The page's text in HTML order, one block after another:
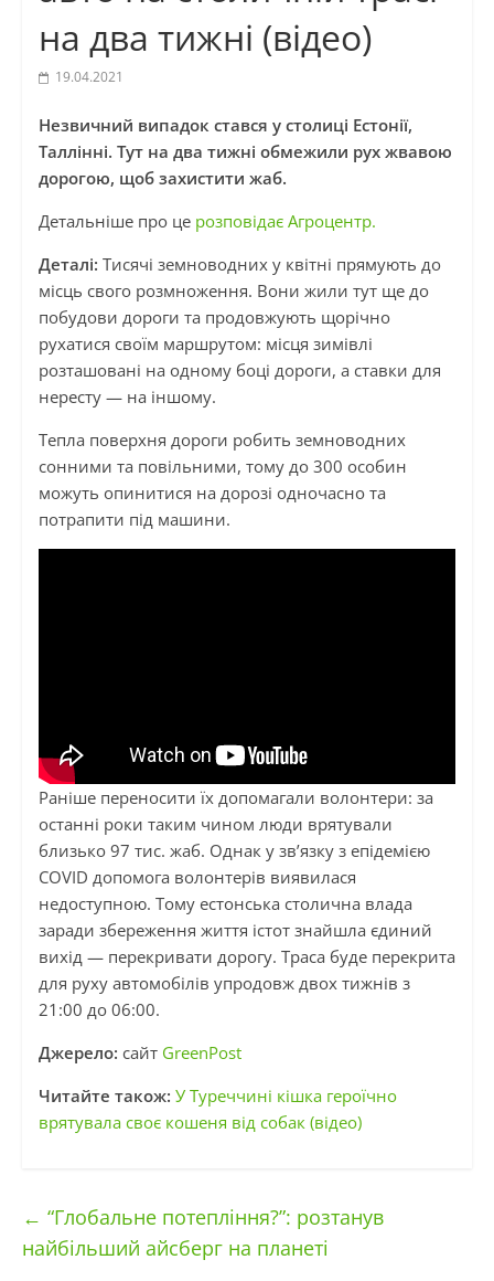
на два тижні (відео)
19.04.2021
Незвичний випадок стався у столиці Естонії,
Таллінні. Тут на два тижні обмежили рух жвавою
дорогою, щоб захистити жаб.
Детальніше про це розповідає Агроцентр.
Деталі: Тисячі земноводних у квітні прямують до
місць свого розмноження. Вони жили тут ще до
побудови дороги та продовжують щорічно
рухатися своїм маршрутом: місця зимівлі
розташовані на одному боці дороги, а ставки для
нересту — на іншому.
Тепла поверхня дороги робить земноводних
сонними та повільними, тому до 300 особин
можуть опинитися на дорозі одночасно та
потрапити під машини.
Раніше переносити їх допомагали волонтери: за
останні роки таким чином люди врятували
близько 97 тис. жаб. Однак у зв’язку з епідемією
COVID допомога волонтерів виявилася
недоступною. Тому естонська столична влада
заради збереження життя істот знайшла єдиний
вихід — перекривати дорогу. Траса буде перекрита
для руху автомобілів упродовж двох тижнів з
21:00 до 06:00.
Джерело: сайт GreenPost
Читайте також: У Туреччині кішка героїчно
врятувала своє кошеня від собак (відео)
← “Глобальне потепління?”: розтанув
найбільший айсберг на планеті